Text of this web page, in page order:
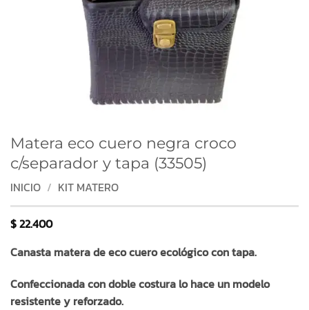
Matera eco cuero negra croco
c/separador y tapa (33505)
INICIO / KIT MATERO
$22.400
Canasta matera de eco cuero ecológico con tapa.
Confeccionada con doble costura lo hace un modelo
resistente y reforzado.